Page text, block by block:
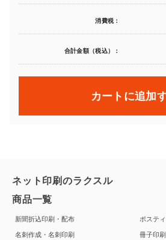
消費税：
合計金額（税込）：
カートに追加
ネット印刷のラクスル
商品一覧
新聞折込印刷・配布
名刺作成・名刺印刷
ポステ
冊子印